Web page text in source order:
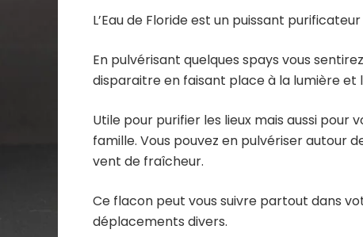
L’Eau de Floride est un puissant purificateur
En pulvérisant quelques spays vous
disparaitre en faisant place à la lumière et
Utile pour purifier les lieux mais aussi pour
famille. Vous pouvez en pulvériser autour
vent de fraîcheur.
Ce flacon peut vous suivre partout dans
déplacements divers.